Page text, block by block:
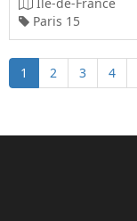
Paris 15
1 2 3 4